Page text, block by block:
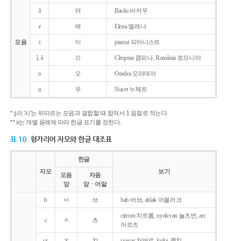
모음
ǎ 어 Bacǎu 바커우
e 에 Elena 엘레나
i 이 pianist 피아니스트
î, â 으 Cîmpina 큼피나, România 로므니아
o 오 Oradea 오라데아
u 우 Nucet 누체트
* ş의 '시'는 뒤따르는 모음과 결합할 때 합쳐서 1 음절로 적는다.
** x는 개별 용례에 따라 한글 표기를 정한다.
표 10 헝가리어 자모와 한글 대조표
자모
한글
보기
모음
앞
자음
앞ㆍ어말
b ㅂ 브 bab 버브, ablak 어블러크
c ㅊ 츠
citrom 치트롬, nyolcvan 뇰츠번, arc
어르츠